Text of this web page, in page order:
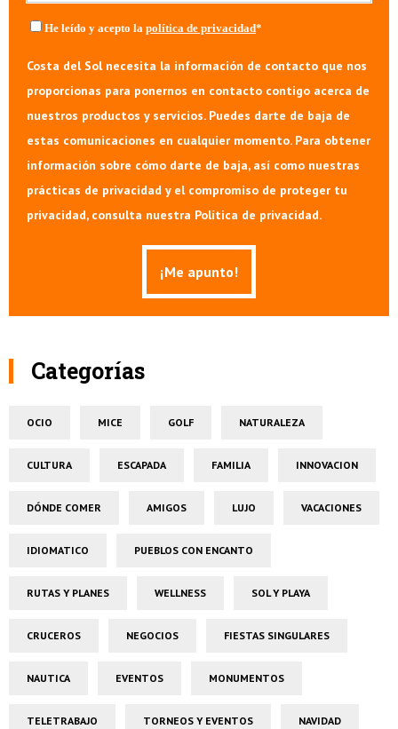
He leído y acepto la política de privacidad*
Costa del Sol necesita la información de contacto que nos
proporcionas para ponernos en contacto contigo acerca de
nuestros productos y servicios. Puedes darte de baja de
estas comunicaciones en cualquier momento. Para obtener
información sobre cómo darte de baja, así como nuestras
prácticas de privacidad y el compromiso de proteger tu
privacidad, consulta nuestra Política de privacidad.
Categorías
OCIO MICE GOLF NATURALEZA
CULTURA ESCAPADA FAMILIA INNOVACION
DÓNDE COMER AMIGOS LUJO VACACIONES
IDIOMATICO PUEBLOS CON ENCANTO
RUTAS Y PLANES WELLNESS SOL Y PLAYA
CRUCEROS NEGOCIOS FIESTAS SINGULARES
NAUTICA EVENTOS MONUMENTOS
TELETRABAJO TORNEOS Y EVENTOS NAVIDAD